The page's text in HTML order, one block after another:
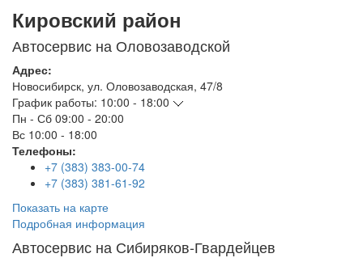
Кировский район
Автосервис на Оловозаводской
Адрес:
Новосибирск, ул. Оловозаводская, 47/8
График работы: 10:00 - 18:00
Пн - Сб 09:00 - 20:00
Вс 10:00 - 18:00
Телефоны:
+7 (383) 383-00-74
+7 (383) 381-61-92
Показать на карте
Подробная информация
Автосервис на Сибиряков-Гвардейцев